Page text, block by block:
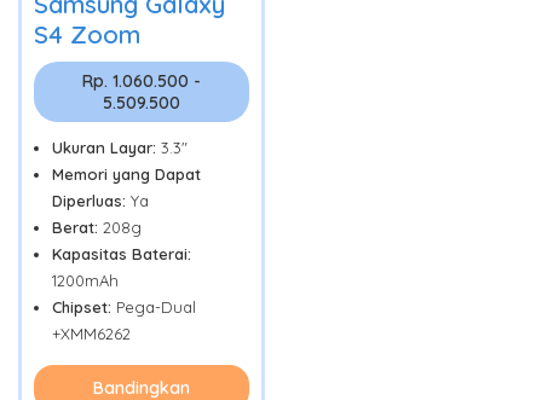
S4 Zoom
Rp. 1.060.500 -
5.509.500
Ukuran Layar: 3.3"
Memori yang Dapat
Diperluas: Ya
Berat: 208g
Kapasitas Baterai:
1200mAh
Chipset: Pega-Dual
+XMM6262
Bandingkan